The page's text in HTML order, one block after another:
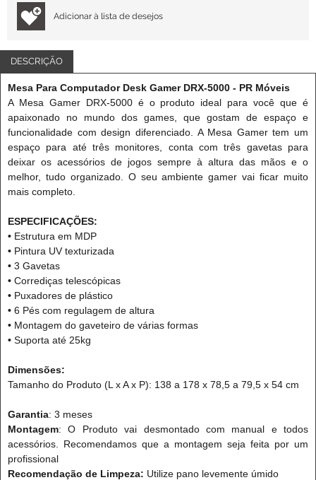
Adicionar à lista de desejos
DESCRIÇÃO
Mesa Para Computador Desk Gamer DRX-5000 - PR Móveis
A Mesa Gamer DRX-5000 é o produto ideal para você que é
apaixonado no mundo dos games, que gostam de espaço e
funcionalidade com design diferenciado. A Mesa Gamer tem um
espaço para até três monitores, conta com três gavetas para
deixar os acessórios de jogos sempre à altura das mãos e o
melhor, tudo organizado. O seu ambiente gamer vai ficar muito
mais completo.
ESPECIFICAÇÕES:
• Estrutura em MDP
• Pintura UV texturizada
• 3 Gavetas
• Corrediças telescópicas
• Puxadores de plástico
• 6 Pés com regulagem de altura
• Montagem do gaveteiro de várias formas
• Suporta até 25kg
Dimensões:
Tamanho do Produto (L x A x P): 138 a 178 x 78,5 a 79,5 x 54 cm
Garantia: 3 meses
Montagem: O Produto vai desmontado com manual e todos
acessórios. Recomendamos que a montagem seja feita por um
profissional
Recomendação de Limpeza: Utilize pano levemente úmido